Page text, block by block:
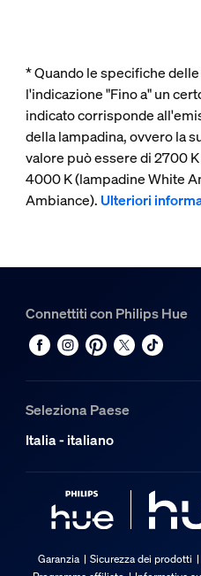
* Quando le specifiche
l'indicazione "Fino a" un
indicato corrisponde
della lampadina, ovvero la
valore può essere di 2700
4000 K (lampadine White
Ambiance).Ulteriori
Connettiti con Philips Hue
Seleziona Paese
Italia - italiano
Garanzia Sicurezza dei prodotti